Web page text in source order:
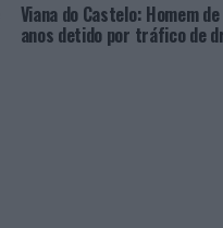
Viana do Castelo: Homem
anos detido por tráfico de